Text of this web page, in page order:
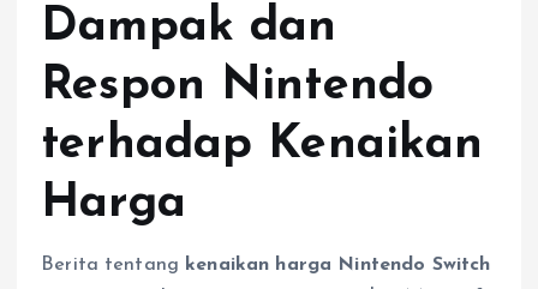
Dampak dan
Respon Nintendo
terhadap Kenaikan
Harga
Berita tentang kenaikan harga Nintendo Switch